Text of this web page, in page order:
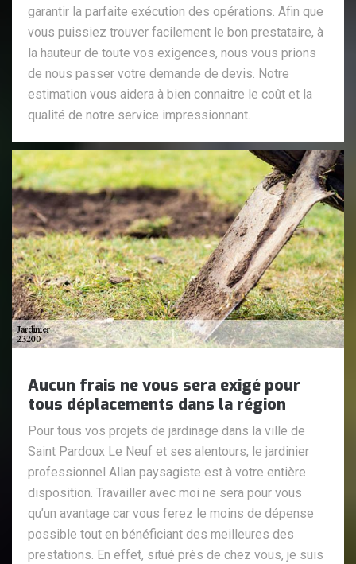
garantir la parfaite exécution des opérations. Afin que
vous puissiez trouver facilement le bon prestataire, à
la hauteur de toute vos exigences, nous vous prions
de nous passer votre demande de devis. Notre
estimation vous aidera à bien connaitre le coût et la
qualité de notre service impressionnant.
Aucun frais ne vous sera exigé pour
tous déplacements dans la région
Pour tous vos projets de jardinage dans la ville de
Saint Pardoux Le Neuf et ses alentours, le jardinier
professionnel Allan paysagiste est à votre entière
disposition. Travailler avec moi ne sera pour vous
qu’un avantage car vous ferez le moins de dépense
possible tout en bénéficiant des meilleures des
prestations. En effet, situé près de chez vous, je suis